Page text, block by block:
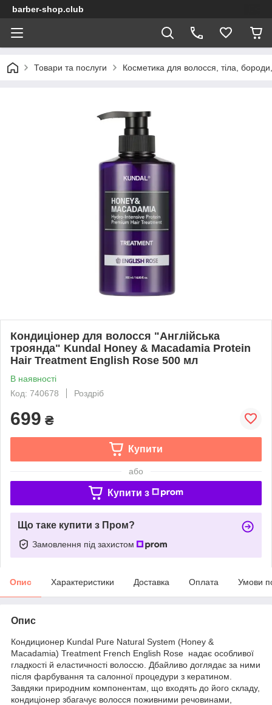
barber-shop.club
Товари та послуги Косметика для волосся, тіла,
Кондиціонер для волосся "Англійська
троянда" Kundal Honey & Macadamia Protein
Hair Treatment English Rose 500 мл
В наявності
Код: 740678
Роздріб
699 ₴
Купити
або
Купити з
Що таке купити з Пром?
Замовлення під захистом
Опис Характеристики Доставка Оплата Умови
Опис
Кондиционер Kundal Pure Natural System (Honey &
Macadamia) Treatment French English Rose надає особливої
гладкості й еластичності волоссю. Дбайливо доглядає за ними
після фарбування та салонної процедури з кератином.
Завдяки природним компонентам, що входять до його складу,
кондиціонер збагачує волосся поживними речовинами,